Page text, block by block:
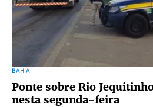
BAHIA
Ponte sobre Rio
nesta segunda-feira